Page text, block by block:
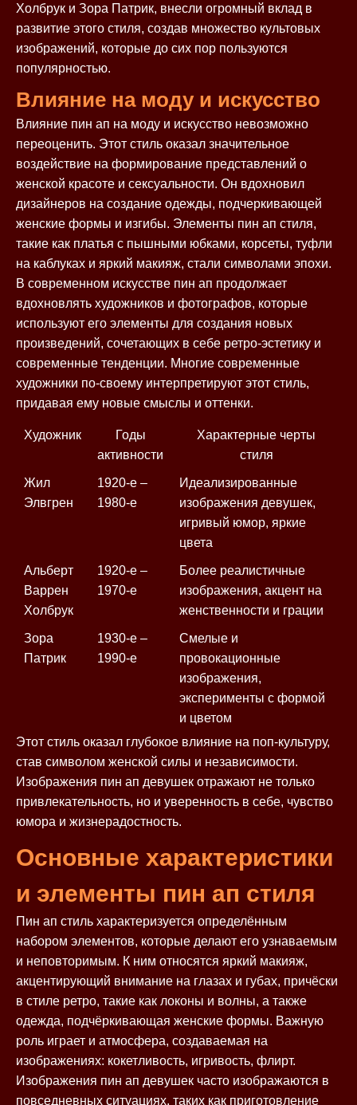
Холбрук и Зора Патрик, внесли огромный вклад в
развитие этого стиля, создав множество культовых
изображений, которые до сих пор пользуются
популярностью.
Влияние на моду и искусство
Влияние пин ап на моду и искусство невозможно
переоценить. Этот стиль оказал значительное
воздействие на формирование представлений о
женской красоте и сексуальности. Он вдохновил
дизайнеров на создание одежды, подчеркивающей
женские формы и изгибы. Элементы пин ап стиля,
такие как платья с пышными юбками, корсеты, туфли
на каблуках и яркий макияж, стали символами эпохи.
В современном искусстве пин ап продолжает
вдохновлять художников и фотографов, которые
используют его элементы для создания новых
произведений, сочетающих в себе ретро-эстетику и
современные тенденции. Многие современные
художники по-своему интерпретируют этот стиль,
придавая ему новые смыслы и оттенки.
Художник
Годы
активности
Характерные черты
стиля
Жил
Элвгрен
1920-е –
1980-е
Идеализированные
изображения девушек,
игривый юмор, яркие
цвета
Альберт
Варрен
Холбрук
1920-е –
1970-е
Более реалистичные
изображения, акцент на
женственности и грации
Зора
Патрик
1930-е –
1990-е
Смелые и
провокационные
изображения,
эксперименты с формой
и цветом
Этот стиль оказал глубокое влияние на поп-культуру,
став символом женской силы и независимости.
Изображения пин ап девушек отражают не только
привлекательность, но и уверенность в себе, чувство
юмора и жизнерадостность.
Основные характеристики
и элементы пин ап стиля
Пин ап стиль характеризуется определённым
набором элементов, которые делают его узнаваемым
и неповторимым. К ним относятся яркий макияж,
акцентирующий внимание на глазах и губах, причёски
в стиле ретро, такие как локоны и волны, а также
одежда, подчёркивающая женские формы. Важную
роль играет и атмосфера, создаваемая на
изображениях: кокетливость, игривость, флирт.
Изображения пин ап девушек часто изображаются в
повседневных ситуациях, таких как приготовление